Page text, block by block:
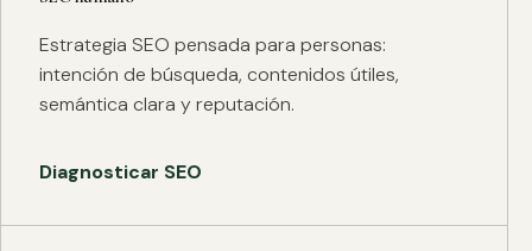
Estrategia SEO pensada para personas:
intención de búsqueda, contenidos útiles,
semántica clara y reputación.
Diagnosticar SEO